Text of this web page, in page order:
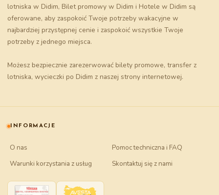
lotniska w Didim, Bilet promowy w Didim i Hotele w Didim są
oferowane, aby zaspokoić Twoje potrzeby wakacyjne w
najbardziej przystępnej cenie i zaspokoić wszystkie Twoje
potrzeby z jednego miejsca.
Możesz bezpiecznie zarezerwować bilety promowe, transfer z
lotniska, wycieczki po Didim z naszej strony internetowej.
INFORMACJE
O nas
Pomoc techniczna i FAQ
Warunki korzystania z usług
Skontaktuj się z nami